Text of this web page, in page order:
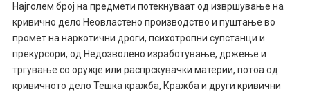
Најголем број на предмети потекнуваат од извршување на
кривично дело Неовластено производство и пуштање во
промет на наркотични дроги, психотропни супстанци и
прекурсори, од Недозволено изработување, држење и
тргување со оружје или распрскувачки материи, потоа од
кривичното дело Тешка кражба, Кражба и други кривични